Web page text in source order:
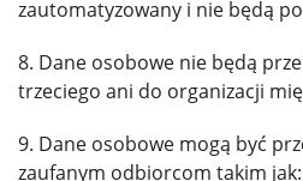
zautomatyzowany i nie będą
8. Dane osobowe nie będą
trzeciego ani do organizacji
9. Dane osobowe mogą być
zaufanym odbiorcom takim